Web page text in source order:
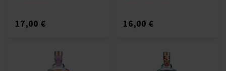
17,00 € 16,00 €